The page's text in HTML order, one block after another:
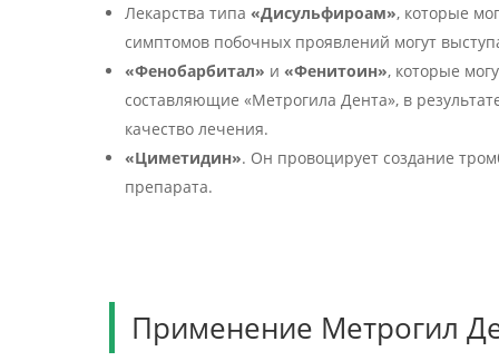
Лекарства типа «Дисульфироам», которые
симптомов побочных проявлений могут
«Фенобарбитал» и «Фенитоин», которые
составляющие «Метрогила Дента», в
качество лечения.
«Циметидин». Он провоцирует создание
препарата.
Применение Метрогил